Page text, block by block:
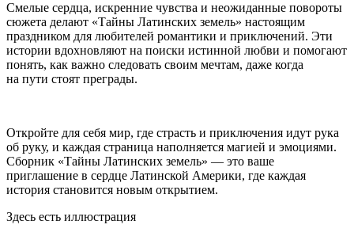
Смелые сердца, искренние чувства и неожиданные повороты
сюжета делают «Тайны Латинских земель» настоящим
праздником для любителей романтики и приключений. Эти
истории вдохновляют на поиски истинной любви и помогают
понять, как важно следовать своим мечтам, даже когда
на пути стоят преграды.
Откройте для себя мир, где страсть и приключения идут рука
об руку, и каждая страница наполняется магией и эмоциями.
Сборник «Тайны Латинских земель» — это ваше
приглашение в сердце Латинской Америки, где каждая
история становится новым открытием.
Здесь есть иллюстрация